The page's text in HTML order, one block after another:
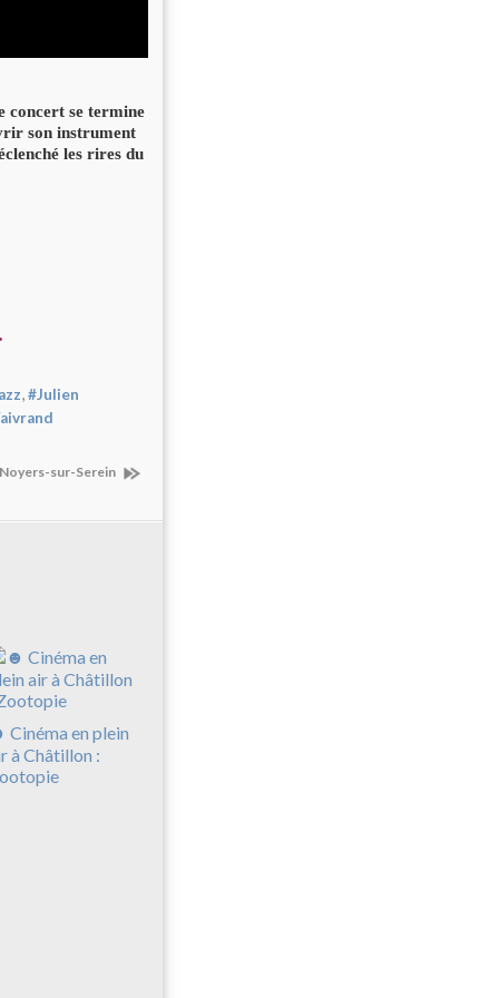
concert se termine
son instrument
les rires du
#Julien
sur-Serein
Cinéma en plein
à Châtillon :